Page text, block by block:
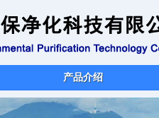
产品介绍